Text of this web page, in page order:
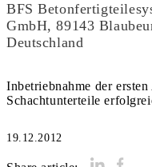
BFS
GmbH, 89143
Deutschland
Inbetriebnahme der
Schachtunterteile
19.12.2012